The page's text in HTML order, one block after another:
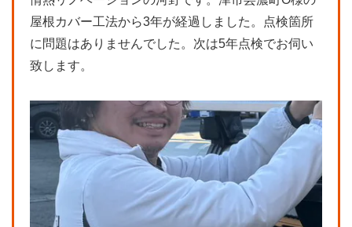
屋根カバー工法から3年が経過しました。点検箇所
に問題はありませんでした。次は5年点検でお伺い
致します。